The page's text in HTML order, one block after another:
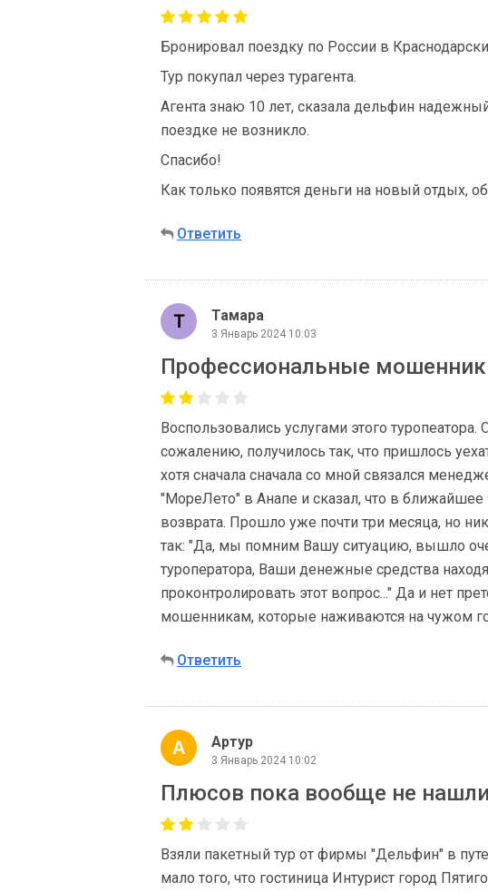
Бронировал поездку по России в
Тур покупал через турагента.
Агента знаю 10 лет, сказала дельфин
поездке не возникло.
Спасибо!
Как только появятся деньги на новый отдых,
Ответить
Тамара
3 Январь 2024 10:03
Профессиональные
Воспользовались услугами этого туропеатора.
сожалению, получилось так, что пришлось
хотя сначала сначала со мной связался
"МореЛето" в Анапе и сказал, что в
возврата. Прошло уже почти три месяца, но
так: "Да, мы помним Вашу ситуацию, вышло
туроператора, Ваши денежные средства
проконтролировать этот вопрос..." Да и нет
мошенникам, которые наживаются на чужом
Ответить
Артур
3 Январь 2024 10:02
Плюсов пока вообще не
Взяли пакетный тур от фирмы "Дельфин" в
мало того, что гостиница Интурист город